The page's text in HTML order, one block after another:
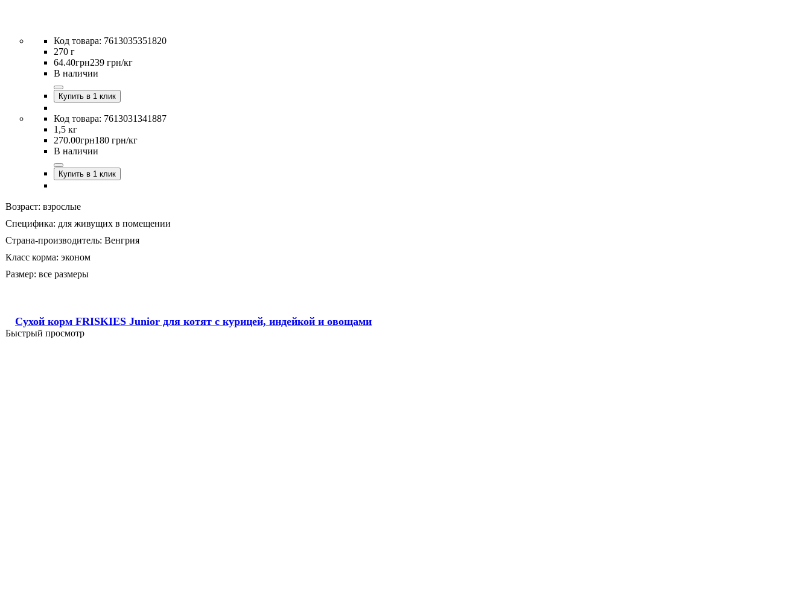
7613035351820
270 г
64.40грн239 грн/кг
В наличии
Купить в 1 клик
7613031341887
1,5 кг
270.00грн180 грн/кг
В наличии
Купить в 1 клик
Возраст: взрослые
Специфика: для живущих в помещении
Страна-производитель: Венгрия
Класс корма: эконом
Размер: все размеры
Сухой корм FRISKIES Junior для котят с курицей, индейкой и овощами
Быстрый просмотр